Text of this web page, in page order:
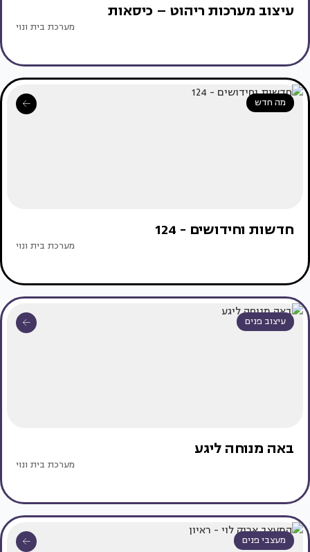
עיצוב מערכות ריהוט – כיסאות
מערכת בית ונוי
מה חדש
חדשות וחידושים - 124
מערכת בית ונוי
עיצוב פנים
באה מנוחה ליגע
מערכת בית ונוי
מעצבי פנים